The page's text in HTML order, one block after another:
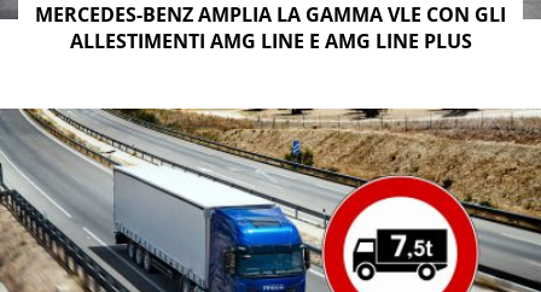
MERCEDES-BENZ AMPLIA LA GAMMA VLE CON GLI
ALLESTIMENTI AMG LINE E AMG LINE PLUS